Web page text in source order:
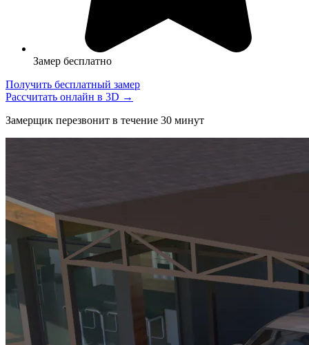
Замер бесплатно
Получить бесплатный замер
Рассчитать онлайн в 3D →
Замерщик перезвонит в течение 30 минут